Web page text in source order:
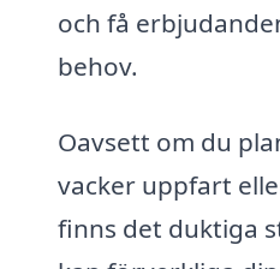
och få
behov.
Oavsett om du
vacker uppfart
finns det duktiga